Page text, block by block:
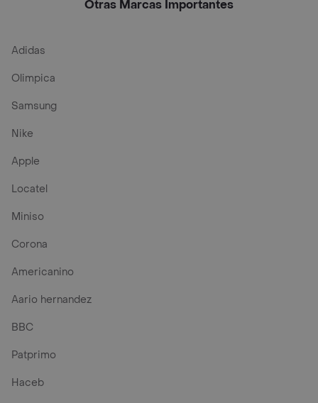
Otras Marcas Importantes
Adidas
Olimpica
Samsung
Nike
Apple
Locatel
Miniso
Corona
Americanino
Aario hernandez
BBC
Patprimo
Haceb